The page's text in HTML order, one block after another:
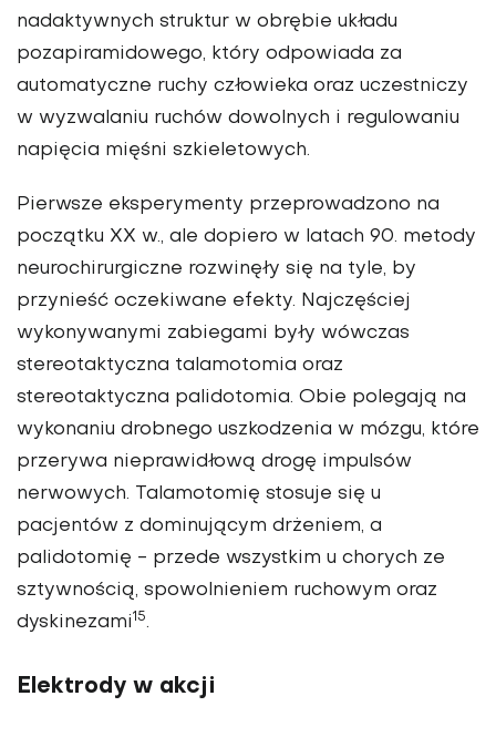
nadaktywnych struktur w obrębie układu
pozapiramidowego, który odpowiada za
automatyczne ruchy człowieka oraz uczestniczy
w wyzwalaniu ruchów dowolnych i regulowaniu
napięcia mięśni szkieletowych.
Pierwsze eksperymenty przeprowadzono na
początku XX w., ale dopiero w latach 90. metody
neurochirurgiczne rozwinęły się na tyle, by
przynieść oczekiwane efekty. Najczęściej
wykonywanymi zabiegami były wówczas
stereotaktyczna talamotomia oraz
stereotaktyczna palidotomia. Obie polegają na
wykonaniu drobnego uszkodzenia w mózgu, które
przerywa nieprawidłową drogę impulsów
nerwowych. Talamotomię stosuje się u
pacjentów z dominującym drżeniem, a
palidotomię - przede wszystkim u chorych ze
sztywnością, spowolnieniem ruchowym oraz
dyskinezami15.
Elektrody w akcji